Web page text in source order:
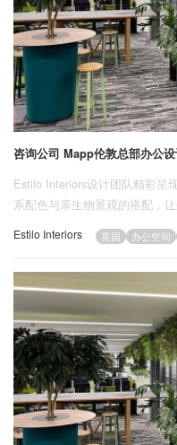
咨询公司 Mapp伦敦总部办公
Estilo Interiors设计团队精彩呈
系配色与亲生物景观的搭配，
Estilo Interiors 英国 办公空间